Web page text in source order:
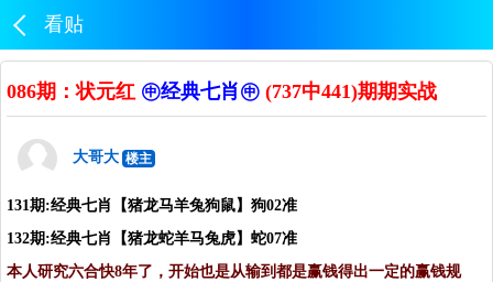
看贴
086期：状元红 ㊥经典七肖㊥ (737中441)期期实战
大哥大 楼主
131期:经典七肖【猪龙马羊兔狗鼠】狗02准
132期:经典七肖【猪龙蛇羊马兔虎】蛇07准
本人研究六合快8年了，开始也是从输到都是赢钱得出一定的赢钱规